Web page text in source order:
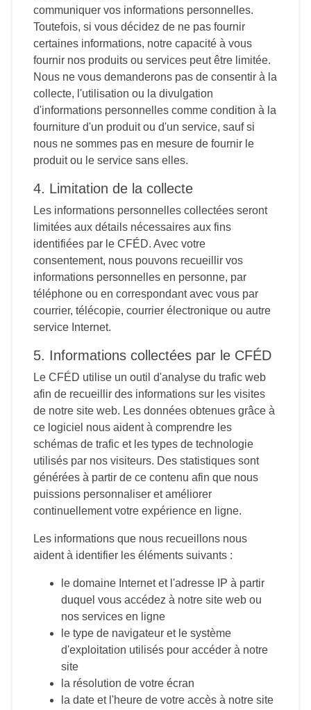
communiquer vos informations personnelles.
Toutefois, si vous décidez de ne pas fournir
certaines informations, notre capacité à vous
fournir nos produits ou services peut être limitée.
Nous ne vous demanderons pas de consentir à la
collecte, l'utilisation ou la divulgation
d'informations personnelles comme condition à la
fourniture d'un produit ou d'un service, sauf si
nous ne sommes pas en mesure de fournir le
produit ou le service sans elles.
4. Limitation de la collecte
Les informations personnelles collectées seront
limitées aux détails nécessaires aux fins
identifiées par le CFÉD. Avec votre
consentement, nous pouvons recueillir vos
informations personnelles en personne, par
téléphone ou en correspondant avec vous par
courrier, télécopie, courrier électronique ou autre
service Internet.
5. Informations collectées par le CFÉD
Le CFÉD utilise un outil d'analyse du trafic web
afin de recueillir des informations sur les visites
de notre site web. Les données obtenues grâce à
ce logiciel nous aident à comprendre les
schémas de trafic et les types de technologie
utilisés par nos visiteurs. Des statistiques sont
générées à partir de ce contenu afin que nous
puissions personnaliser et améliorer
continuellement votre expérience en ligne.
Les informations que nous recueillons nous
aident à identifier les éléments suivants :
le domaine Internet et l'adresse IP à partir
duquel vous accédez à notre site web ou
nos services en ligne
le type de navigateur et le système
d'exploitation utilisés pour accéder à notre
site
la résolution de votre écran
la date et l'heure de votre accès à notre site